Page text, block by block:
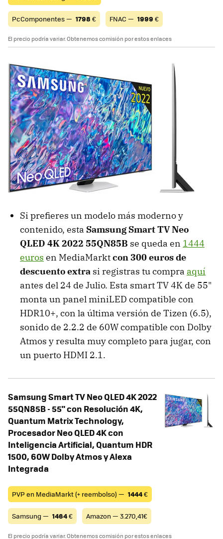
PcComponentes — 1798 € FNAC — 1999 €
El precio podría variar. Obtenemos comisión por estos enlaces
Si prefieres un modelo más moderno y
contenido, esta Samsung Smart TV Neo
QLED 4K 2022 55QN85B se queda en 1444
euros en MediaMarktcon 300 euros de
descuento extra si registras tu compra aquí
antes del 24 de Julio. Esta smart TV 4K de 55"
monta un panel miniLED compatible con
HDR10+, con la última versión de Tizen (6.5),
sonido de 2.2.2 de 60W compatible con Dolby
Atmos y resulta muy completo para jugar, con
un puerto HDMI 2.1.
Samsung Smart TV Neo QLED 4K 2022
55QN85B - 55" con Resolución 4K,
Quantum Matrix Technology,
Procesador Neo QLED 4K con
Inteligencia Artificial, Quantum HDR
1500, 60W Dolby Atmos y Alexa
Integrada
PVP en MediaMarkt (+ reembolso) — 1444€
Samsung — 1464€ Amazon — 3.270,41€
El precio podría variar. Obtenemos comisión por estos enlaces